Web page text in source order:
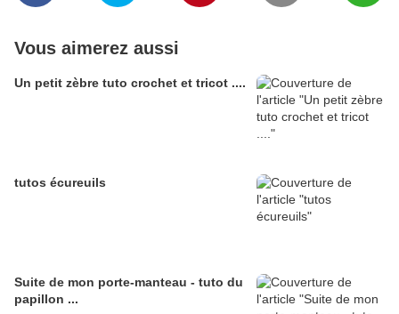
Vous aimerez aussi
Un petit zèbre tuto crochet et tricot ....
tutos écureuils
Suite de mon porte-manteau - tuto du
papillon ...